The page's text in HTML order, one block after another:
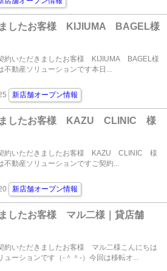
ましたお客様 KIJIUMA BAGEL様
約いただきましたお客様 KIJIUMA BAGEL様
不動産ソリューションです本日...
新店舗オープン情報
ましたお客様 KAZU CLINIC 様
約いただきましたお客様 KAZU CLINIC 様
不動産ソリューションですご契約...
新店舗オープン情報
したお客様 マル二様｜貸店舗
約いただきましたお客様 マル二様こんにちは
ューションです（‐＾＾‐）今回は移転オ...